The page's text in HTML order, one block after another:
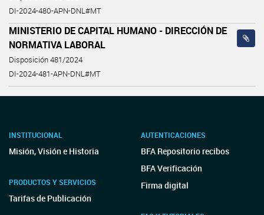
DI-2024-480-APN-DNL#MT
MINISTERIO DE CAPITAL HUMANO - DIRECCIÓN DE
NORMATIVA LABORAL
Disposición 481/2024
DI-2024-481-APN-DNL#MT
INSTITUCIONAL
Misión, Visión e Historia
PRODUCTOS Y SERVICIOS
Tarifas de Publicación
AUTENTICACIONES
BFA Repositorio recibos
BFA Verificación
Firma digital